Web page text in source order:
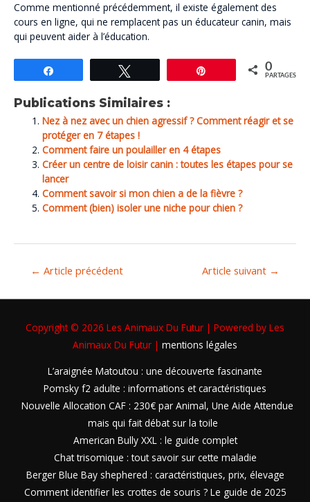
Comme mentionné précédemment, il existe également des
cours en ligne, qui ne remplacent pas un éducateur canin, mais
qui peuvent aider à l’éducation.
0
PARTAGES
Publications Similaires :
Nez à nez avec un chien agressif ? Comment réagir et se
protéger en 7 étapes !
Comment faire un poulailler en 4 étapes
Créer un centre de loisir canin : toutes les étapes pour se
lancer
Comment savoir si mon chien a de la fièvre ?
Comment (bien) isoler une niche pour chien ?
← Article précédent Article suivant →
Copyright © 2026 Les Animaux Du Futur | Powered by Les
Animaux Du Futur | mentions légales
L’araignée Matoutou : une découverte fascinante
Pomsky f2 adulte : informations et caractéristiques
Nouvelle Allocation CAF : 230€ par Animal, Une Aide Attendue
mais qui fait débat sur la toile
American Bully XXL : le guide complet
Chat trisomique : tout savoir sur cette maladie
Berger Blue Bay shephered : caractéristiques, prix, élevage
Comment identifier les crottes de souris ? Le guide de 2025